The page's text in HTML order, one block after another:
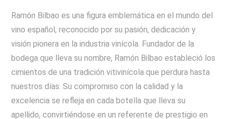
Ramón Bilbao es una figura emblemática en el mundo del
vino español, reconocido por su pasión, dedicación y
visión pionera en la industria vinícola. Fundador de la
bodega que lleva su nombre, Ramón Bilbao estableció los
cimientos de una tradición vitivinícola que perdura hasta
nuestros días. Su compromiso con la calidad y la
excelencia se refleja en cada botella que lleva su
apellido, convirtiéndose en un referente de prestigio en